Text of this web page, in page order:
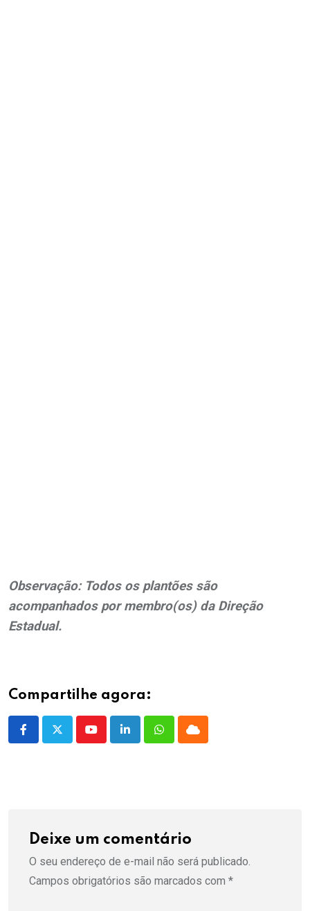
Observação: Todos os plantões são
acompanhados por membro(os) da Direção
Estadual.
Compartilhe agora:
YoutubeLinkedInWhatsappCloud
Deixe um comentário
O seu endereço de e-mail não será publicado.
Campos obrigatórios são marcados com *